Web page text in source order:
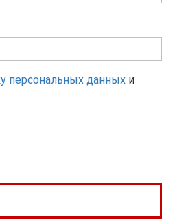
персональных данных и